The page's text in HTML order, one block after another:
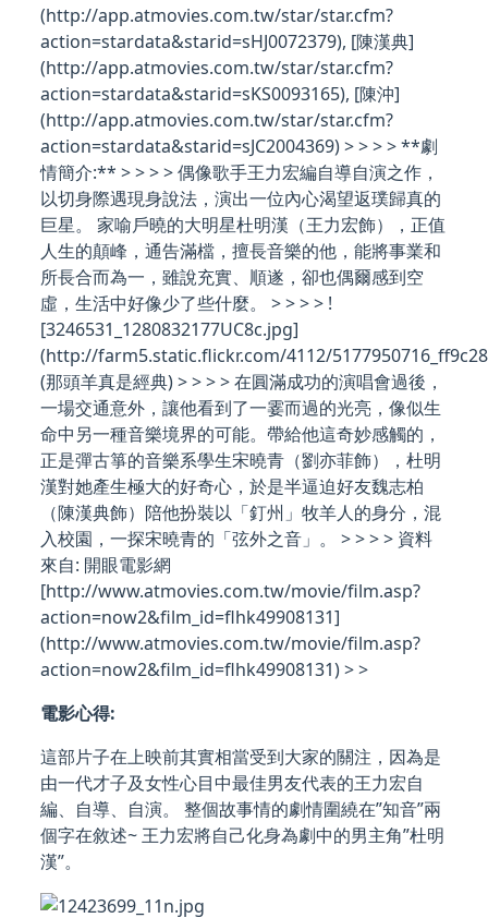
(http://app.atmovies.com.tw/star/star.cfm?
action=stardata&starid=sHJ0072379), [陳漢典]
(http://app.atmovies.com.tw/star/star.cfm?
action=stardata&starid=sKS0093165), [陳沖]
(http://app.atmovies.com.tw/star/star.cfm?
action=stardata&starid=sJC2004369) > > > > **劇
情簡介:** > > > > 偶像歌手王力宏編自導自演之作，
以切身際遇現身說法，演出一位內心渴望返璞歸真的
巨星。 家喻戶曉的大明星杜明漢（王力宏飾），正值
人生的顛峰，通告滿檔，擅長音樂的他，能將事業和
所長合而為一，雖說充實、順遂，卻也偶爾感到空
虛，生活中好像少了些什麼。 > > > > !
[3246531_1280832177UC8c.jpg]
(http://farm5.static.flickr.com/4112/
(那頭羊真是經典) > > > > 在圓滿成功的演唱會過後，
一場交通意外，讓他看到了一霎而過的光亮，像似生
命中另一種音樂境界的可能。帶給他這奇妙感觸的，
正是彈古箏的音樂系學生宋曉青（劉亦菲飾），杜明
漢對她產生極大的好奇心，於是半逼迫好友魏志柏
（陳漢典飾）陪他扮裝以「釘州」牧羊人的身分，混
入校園，一探宋曉青的「弦外之音」。 > > > > 資料
來自: 開眼電影網
[http://www.atmovies.com.tw/movie/film.asp?
action=now2&film_id=flhk49908131]
(http://www.atmovies.com.tw/movie/film.asp?
action=now2&film_id=flhk49908131) > >
電影心得:
這部片子在上映前其實相當受到大家的關注，因為是
由一代才子及女性心目中最佳男友代表的王力宏自
編、自導、自演。 整個故事情的劇情圍繞在”知音”兩
個字在敘述~ 王力宏將自己化身為劇中的男主角”杜明
漢”。